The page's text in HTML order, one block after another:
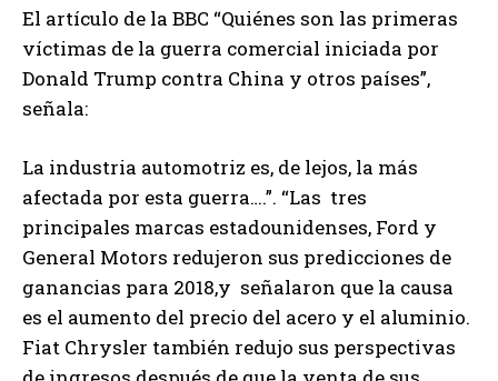
El artículo de la BBC “Quiénes son las primeras
víctimas de la guerra comercial iniciada por
Donald Trump contra China y otros países”,
señala:
La industria automotriz es, de lejos, la más
afectada por esta guerra….”. “Las tres
principales marcas estadounidenses, Ford y
General Motors redujeron sus predicciones de
ganancias para 2018,y señalaron que la causa
es el aumento del precio del acero y el aluminio.
Fiat Chrysler también redujo sus perspectivas